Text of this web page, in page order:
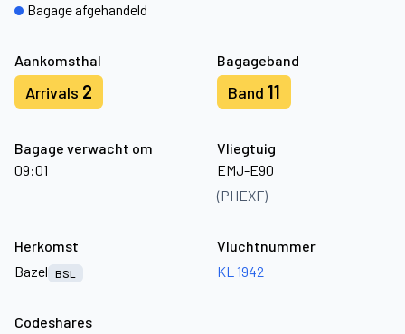
Aankomsthal
Arrivals 2
Bagageband
Band 11
Bagage verwacht om
09:01
Vliegtuig
EMJ-E90
(PHEXF)
Bagage afgehandeld
Herkomst
Bazel
BSL
Vluchtnummer
KL 1942
Codeshares